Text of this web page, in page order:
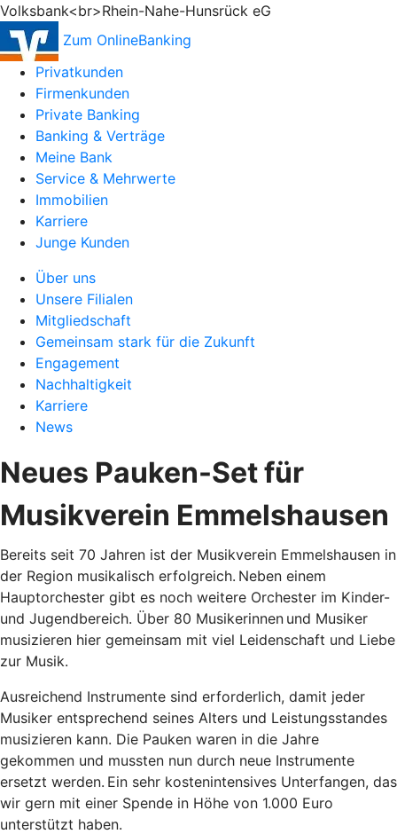
Volksbank<br>Rhein-Nahe-Hunsrück eG
Zum OnlineBanking
Privatkunden
Firmenkunden
Private Banking
Banking & Verträge
Meine Bank
Service & Mehrwerte
Immobilien
Karriere
Junge Kunden
Über uns
Unsere Filialen
Mitgliedschaft
Gemeinsam stark für die Zukunft
Engagement
Nachhaltigkeit
Karriere
News
Neues Pauken-Set für
Musikverein Emmelshausen
Bereits seit 70 Jahren ist der Musikverein Emmelshausen in
der Region musikalisch erfolgreich. Neben einem
Hauptorchester gibt es noch weitere Orchester im Kinder-
und Jugendbereich. Über 80 Musikerinnen und Musiker
musizieren hier gemeinsam mit viel Leidenschaft und Liebe
zur Musik.
Ausreichend Instrumente sind erforderlich, damit jeder
Musiker entsprechend seines Alters und Leistungsstandes
musizieren kann. Die Pauken waren in die Jahre
gekommen und mussten nun durch neue Instrumente
ersetzt werden. Ein sehr kostenintensives Unterfangen, das
wir gern mit einer Spende in Höhe von 1.000 Euro
unterstützt haben.